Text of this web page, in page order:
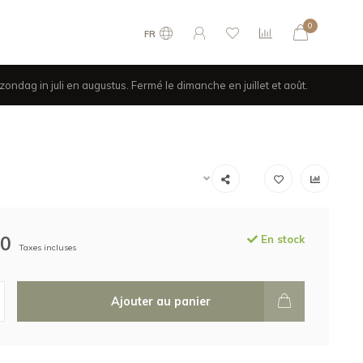
FR
0
in juli en augustus. Fermé le dimanche en juillet et août.
Taxes incluses
En stock
Ajouter au panier